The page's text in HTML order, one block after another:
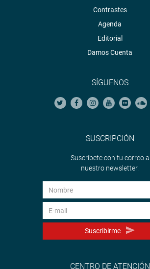
Contrastes
Agenda
Editorial
Damos Cuenta
SÍGUENOS
SUSCRIPCIÓN
Suscríbete con tu correo a
nuestro newsletter.
Suscribirme
CENTRO DE ATENCIÓN